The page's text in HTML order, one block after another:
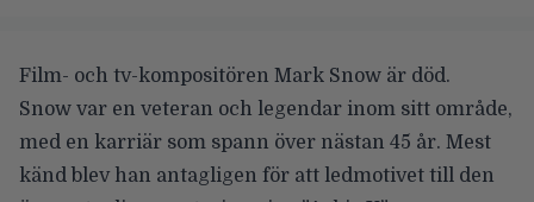
Film- och tv-kompositören Mark Snow är död.
Snow var en veteran och legendar inom sitt område,
med en karriär som spann över nästan 45 år. Mest
känd blev han antagligen för att ledmotivet till den